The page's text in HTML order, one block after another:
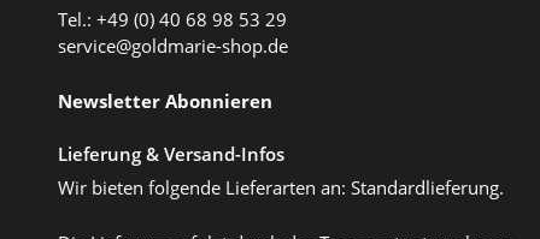
Tel.: +49 (0) 40 68 98 53 29
service@goldmarie-shop.de
Newsletter Abonnieren
Lieferung & Versand-Infos
Wir bieten folgende Lieferarten an: Standardlieferung.